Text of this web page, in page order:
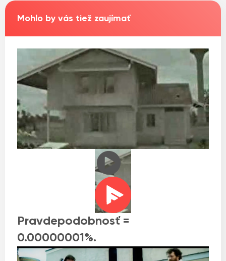
Mohlo by vás tiež zaujímať
Pravdepodobnosť =
0.00000001%.